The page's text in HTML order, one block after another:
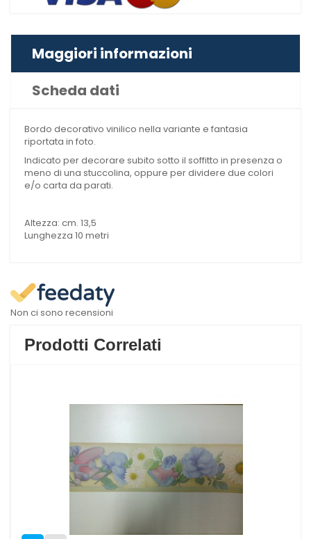
Maggiori informazioni
Scheda dati
Bordo decorativo vinilico nella variante e fantasia
riportata in foto.
Indicato per decorare subito sotto il soffitto in presenza o
meno di una stuccolina, oppure per dividere due colori
e/o carta da parati.
Altezza: cm. 13,5
Lunghezza 10 metri
Non ci sono recensioni
Prodotti Correlati